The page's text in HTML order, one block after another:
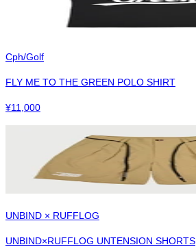
Cph/Golf
FLY ME TO THE GREEN POLO SHIRT
¥11,000
UNBIND × RUFFLOG
UNBIND×RUFFLOG UNTENSION SHORTS